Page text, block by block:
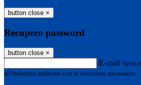
button close ×
Recupero password
button close ×
E-mail Verrà
all'indirizzo indicato con le istruzioni necessarie.